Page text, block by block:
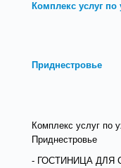
Комплекс услуг
Приднестровье
Комплекс услуг по
Приднестровье
- ГОСТИНИЦА ДЛЯ